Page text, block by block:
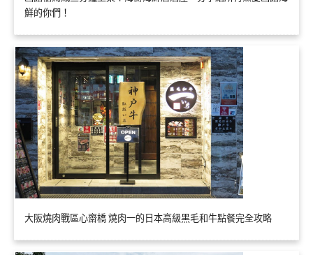
鮮的你們！
大阪燒肉戰區心齋橋 燒肉一的日本高級黑毛和牛點餐完全攻略